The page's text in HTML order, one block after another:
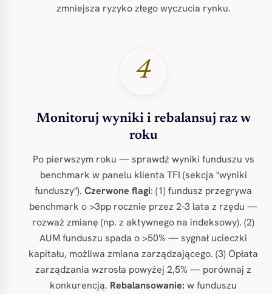
zmniejsza ryzyko złego wyczucia rynku.
4
Monitoruj wyniki i rebalansuj raz w
roku
Po pierwszym roku — sprawdź wyniki funduszu vs
benchmark w panelu klienta TFI (sekcja "wyniki
funduszy"). Czerwone flagi: (1) fundusz przegrywa
benchmark o >3pp rocznie przez 2-3 lata z rzędu —
rozważ zmianę (np. z aktywnego na indeksowy). (2)
AUM funduszu spada o >50% — sygnał ucieczki
kapitału, możliwa zmiana zarządzającego. (3) Opłata
zarządzania wzrosła powyżej 2,5% — porównaj z
konkurencją. Rebalansowanie: w funduszu